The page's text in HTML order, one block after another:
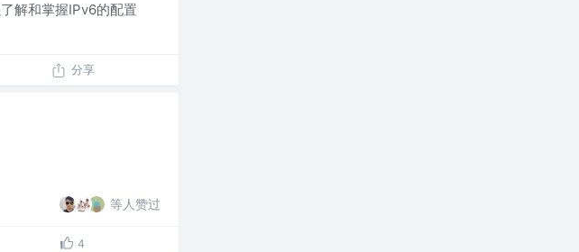
解和掌握IPv6的配置
分享
等人赞过
4